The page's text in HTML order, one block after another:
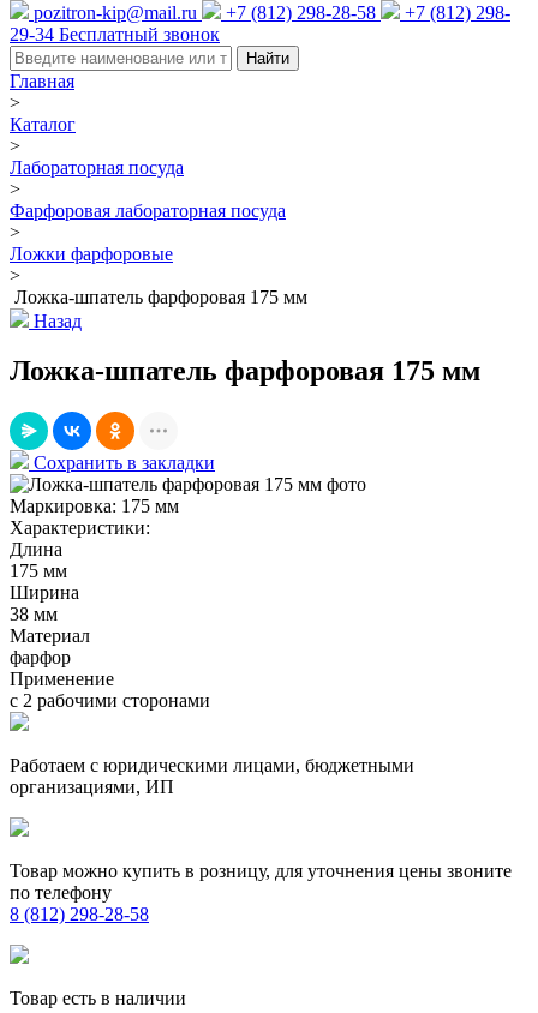
pozitron-kip@mail.ru +7 (812) 298-28-58
+7 (812) 298-
29-34 Бесплатный звонок
Найти
Главная
>
Каталог
>
Лабораторная посуда
>
Фарфоровая лабораторная посуда
>
Ложки фарфоровые
>
Ложка-шпатель фарфоровая 175 мм
Назад
Ложка-шпатель фарфоровая 175 мм
Сохранить в закладки
Маркировка: 175 мм
Характеристики:
Длина
175 мм
Ширина
38 мм
Материал
фарфор
Применение
с 2 рабочими сторонами
Работаем с юридическими лицами, бюджетными
организациями, ИП
Товар можно купить в розницу, для уточнения цены звоните
по телефону
8 (812) 298-28-58
Товар есть в наличии